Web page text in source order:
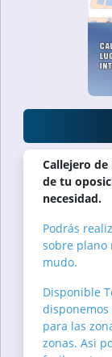
Callejero
de tu
necesidad.
Podrás
sobre plano
mudo.
Disponible
para las
zonas. Asi